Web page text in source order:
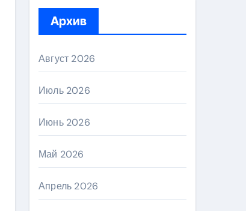
Архив
Август 2026
Июль 2026
Июнь 2026
Май 2026
Апрель 2026